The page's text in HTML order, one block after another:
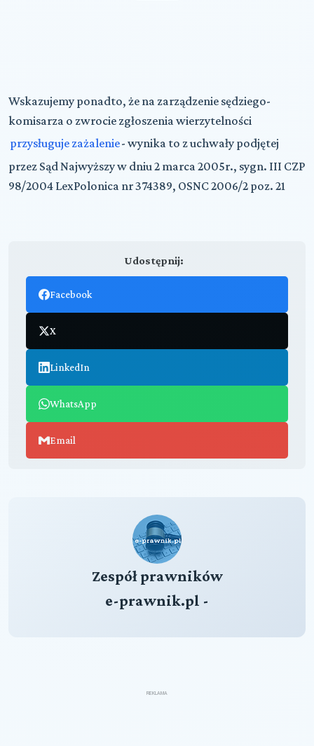
Wskazujemy ponadto, że na zarządzenie sędziego-
komisarza o zwrocie zgłoszenia wierzytelności
przysługuje zażalenie- wynika to z uchwały podjętej
przez Sąd Najwyższy w dniu 2 marca 2005r., sygn. III CZP
98/2004 LexPolonica nr 374389, OSNC 2006/2 poz. 21
Udostępnij:
Facebook
X
LinkedIn
WhatsApp
Email
Zespół prawników
e-prawnik.pl -
REKLAMA